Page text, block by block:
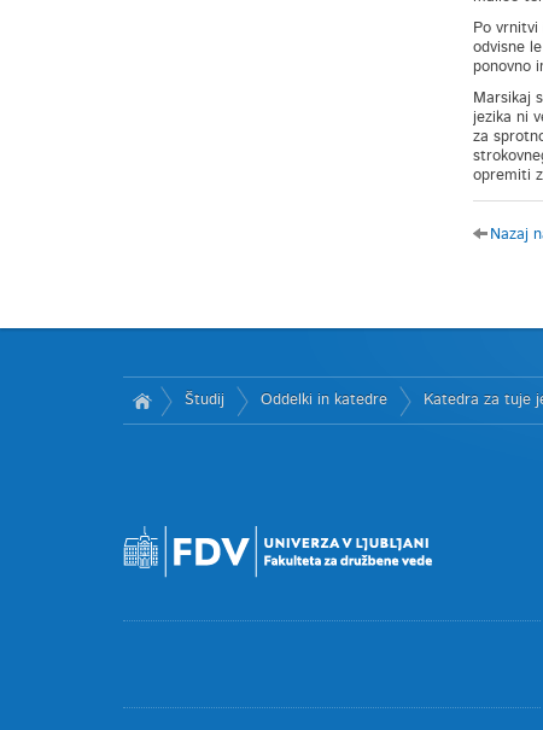
Po
odvisne
ponovno
Marsikaj
jezika ni
za
opremiti
Nazaj
Študij Oddelki in katedre Katedra za tuje